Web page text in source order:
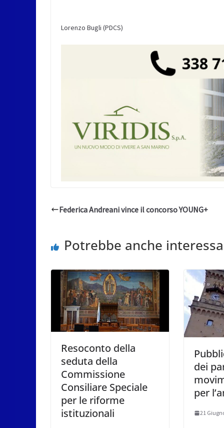
Lorenzo Bugli (PDCS)
Federica Andreani vince il concorso YOUNG+
Potrebbe anche
Resoconto della
seduta della
Commissione
Consiliare Speciale
per le riforme
istituzionali
dei
per
21